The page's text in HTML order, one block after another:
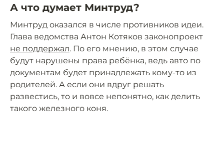
А что думает Минтруд?
Минтруд оказался в числе противников идеи.
Глава ведомства Антон Котяков законопроект
не поддержал. По его мнению, в этом случае
будут нарушены права ребёнка, ведь авто по
документам будет принадлежать кому-то из
родителей. А если они вдруг решать
развестись, то и вовсе непонятно, как делить
такого железного коня.